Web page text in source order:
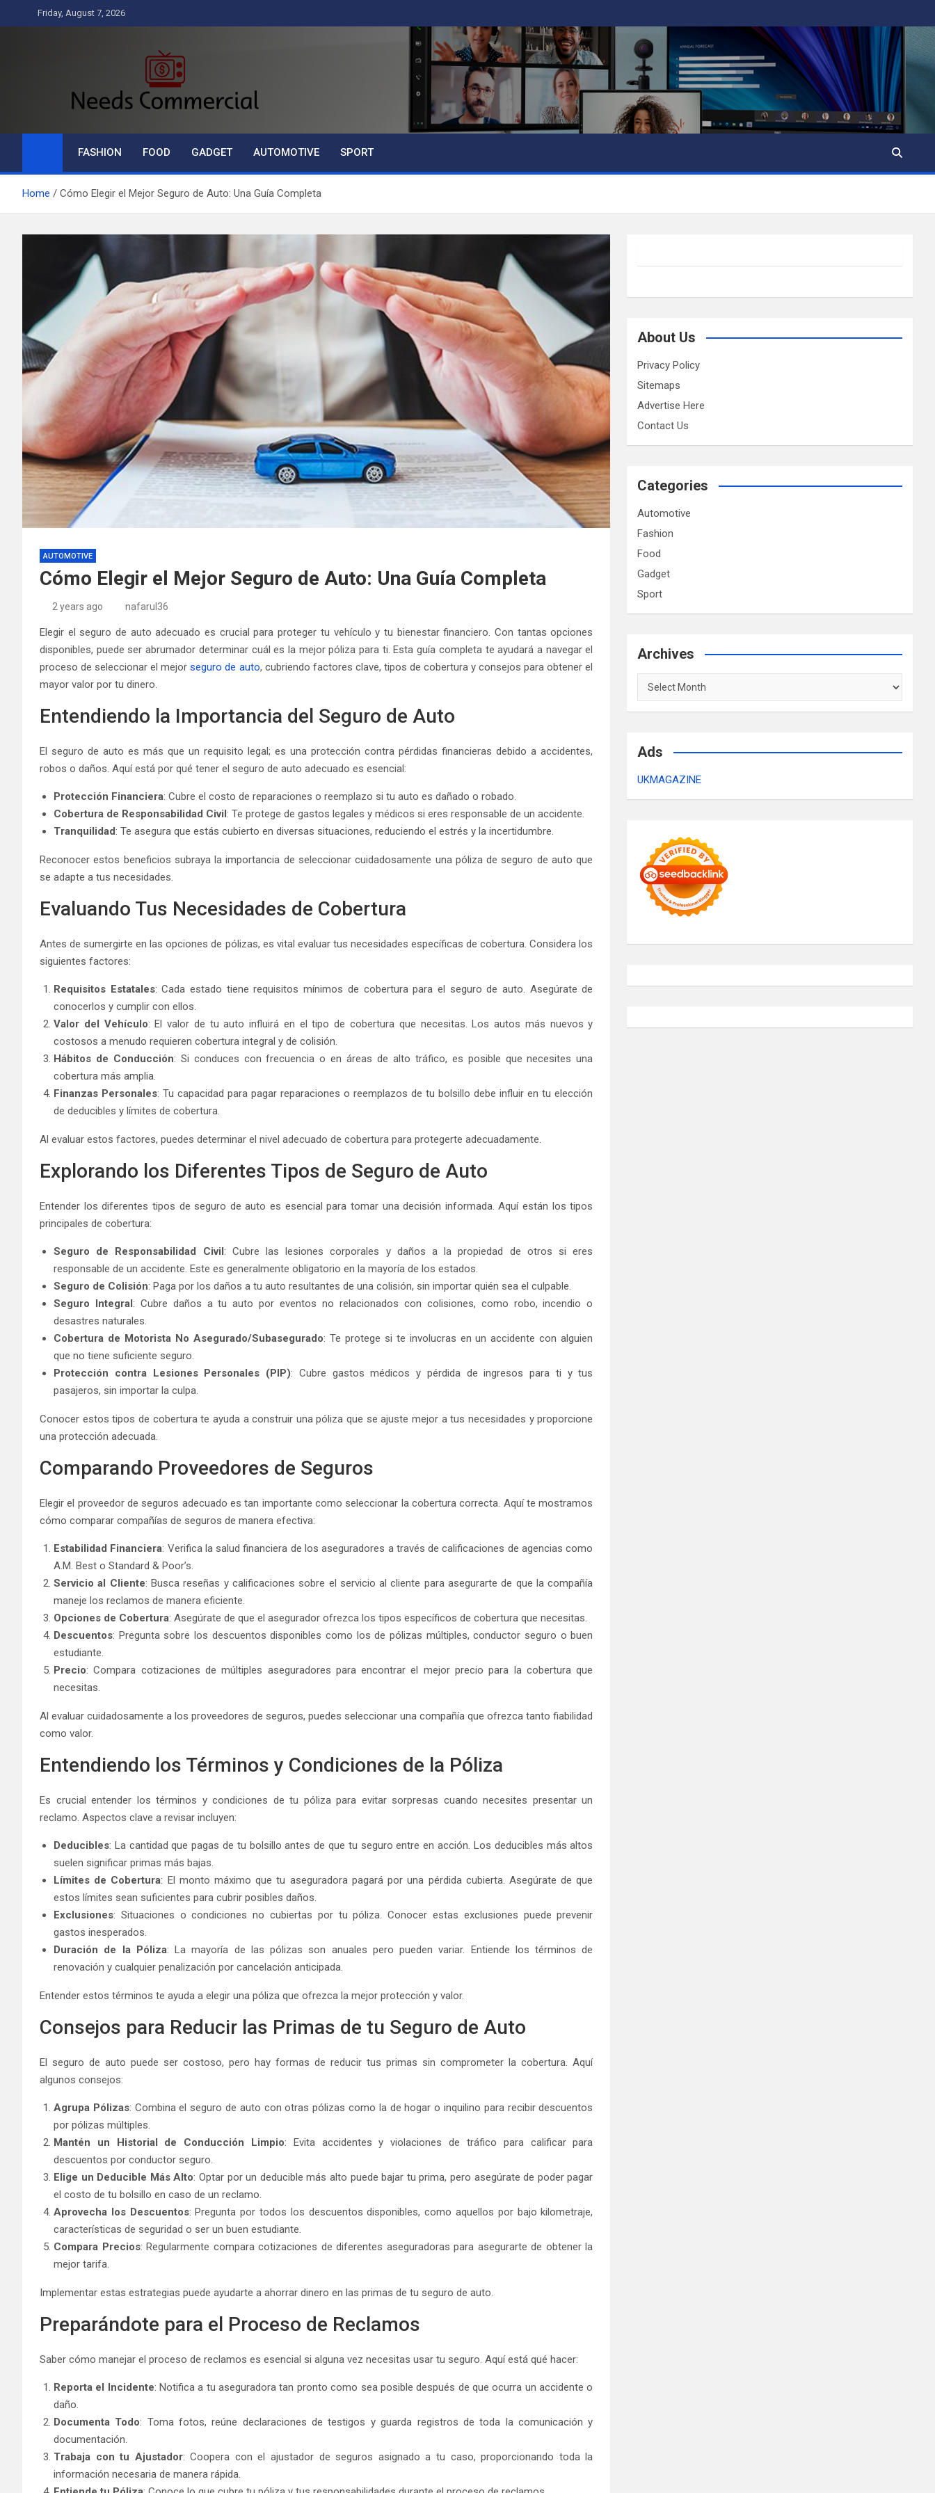
to
Friday, August 7, 2026
Needs Commercial
FASHION FOOD GADGET AUTOMOTIVE SPORT
Home Cómo Elegir el Mejor Seguro de Auto: Una Guía Completa
AUTOMOTIVE
Cómo Elegir el Mejor Seguro de Auto: Una Guía Completa
2 years ago nafarul36
Elegir el seguro de auto adecuado es crucial para proteger tu vehículo y tu bienestar financiero. Con tantas opciones
disponibles, puede ser abrumador determinar cuál es la mejor póliza para ti. Esta guía completa te ayudará a navegar el
proceso de seleccionar el mejorseguro de auto, cubriendo factores clave, tipos de cobertura y consejos para obtener el
mayor valor por tu dinero.
Entendiendo la Importancia del Seguro de Auto
El seguro de auto es más que un requisito legal; es una protección contra pérdidas financieras debido a accidentes,
robos o daños. Aquí está por qué tener el seguro de auto adecuado es esencial:
Protección Financiera: Cubre el costo de reparaciones o reemplazo si tu auto es dañado o robado.
Cobertura de Responsabilidad Civil: Te protege de gastos legales y médicos si eres responsable de un accidente.
Tranquilidad: Te asegura que estás cubierto en diversas situaciones, reduciendo el estrés y la incertidumbre.
Reconocer estos beneficios subraya la importancia de seleccionar cuidadosamente una póliza de seguro de auto que
se adapte a tus necesidades.
Evaluando Tus Necesidades de Cobertura
Antes de sumergirte en las opciones de pólizas, es vital evaluar tus necesidades específicas de cobertura. Considera los
siguientes factores:
Requisitos Estatales: Cada estado tiene requisitos mínimos de cobertura para el seguro de auto. Asegúrate de
conocerlos y cumplir con ellos.
Valor del Vehículo: El valor de tu auto influirá en el tipo de cobertura que necesitas. Los autos más nuevos y
costosos a menudo requieren cobertura integral y de colisión.
Hábitos de Conducción: Si conduces con frecuencia o en áreas de alto tráfico, es posible que necesites una
cobertura más amplia.
Finanzas Personales: Tu capacidad para pagar reparaciones o reemplazos de tu bolsillo debe influir en tu elección
de deducibles y límites de cobertura.
Al evaluar estos factores, puedes determinar el nivel adecuado de cobertura para protegerte adecuadamente.
Explorando los Diferentes Tipos de Seguro de Auto
Entender los diferentes tipos de seguro de auto es esencial para tomar una decisión informada. Aquí están los tipos
principales de cobertura:
Seguro de Responsabilidad Civil: Cubre las lesiones corporales y daños a la propiedad de otros si eres
responsable de un accidente. Este es generalmente obligatorio en la mayoría de los estados.
Seguro de Colisión: Paga por los daños a tu auto resultantes de una colisión, sin importar quién sea el culpable.
Seguro Integral: Cubre daños a tu auto por eventos no relacionados con colisiones, como robo, incendio o
desastres naturales.
Cobertura de Motorista No Asegurado/Subasegurado: Te protege si te involucras en un accidente con alguien
que no tiene suficiente seguro.
Protección contra Lesiones Personales (PIP): Cubre gastos médicos y pérdida de ingresos para ti y tus
pasajeros, sin importar la culpa.
Conocer estos tipos de cobertura te ayuda a construir una póliza que se ajuste mejor a tus necesidades y proporcione
una protección adecuada.
Comparando Proveedores de Seguros
Elegir el proveedor de seguros adecuado es tan importante como seleccionar la cobertura correcta. Aquí te mostramos
cómo comparar compañías de seguros de manera efectiva:
Estabilidad Financiera: Verifica la salud financiera de los aseguradores a través de calificaciones de agencias como
A.M. Best o Standard & Poor’s.
Servicio al Cliente: Busca reseñas y calificaciones sobre el servicio al cliente para asegurarte de que la compañía
maneje los reclamos de manera eficiente.
Opciones de Cobertura: Asegúrate de que el asegurador ofrezca los tipos específicos de cobertura que necesitas.
Descuentos: Pregunta sobre los descuentos disponibles como los de pólizas múltiples, conductor seguro o buen
estudiante.
Precio: Compara cotizaciones de múltiples aseguradores para encontrar el mejor precio para la cobertura que
necesitas.
Al evaluar cuidadosamente a los proveedores de seguros, puedes seleccionar una compañía que ofrezca tanto fiabilidad
como valor.
Entendiendo los Términos y Condiciones de la Póliza
Es crucial entender los términos y condiciones de tu póliza para evitar sorpresas cuando necesites presentar un
reclamo. Aspectos clave a revisar incluyen:
Deducibles: La cantidad que pagas de tu bolsillo antes de que tu seguro entre en acción. Los deducibles más altos
suelen significar primas más bajas.
Límites de Cobertura: El monto máximo que tu aseguradora pagará por una pérdida cubierta. Asegúrate de que
estos límites sean suficientes para cubrir posibles daños.
Exclusiones: Situaciones o condiciones no cubiertas por tu póliza. Conocer estas exclusiones puede prevenir
gastos inesperados.
Duración de la Póliza: La mayoría de las pólizas son anuales pero pueden variar. Entiende los términos de
renovación y cualquier penalización por cancelación anticipada.
Entender estos términos te ayuda a elegir una póliza que ofrezca la mejor protección y valor.
Consejos para Reducir las Primas de tu Seguro de Auto
El seguro de auto puede ser costoso, pero hay formas de reducir tus primas sin comprometer la cobertura. Aquí
algunos consejos:
Agrupa Pólizas: Combina el seguro de auto con otras pólizas como la de hogar o inquilino para recibir descuentos
por pólizas múltiples.
Mantén un Historial de Conducción Limpio: Evita accidentes y violaciones de tráfico para calificar para
descuentos por conductor seguro.
Elige un Deducible Más Alto: Optar por un deducible más alto puede bajar tu prima, pero asegúrate de poder pagar
el costo de tu bolsillo en caso de un reclamo.
Aprovecha los Descuentos: Pregunta por todos los descuentos disponibles, como aquellos por bajo kilometraje,
características de seguridad o ser un buen estudiante.
Compara Precios: Regularmente compara cotizaciones de diferentes aseguradoras para asegurarte de obtener la
mejor tarifa.
Implementar estas estrategias puede ayudarte a ahorrar dinero en las primas de tu seguro de auto.
Preparándote para el Proceso de Reclamos
Saber cómo manejar el proceso de reclamos es esencial si alguna vez necesitas usar tu seguro. Aquí está qué hacer:
Reporta el Incidente: Notifica a tu aseguradora tan pronto como sea posible después de que ocurra un accidente o
daño.
Documenta Todo: Toma fotos, reúne declaraciones de testigos y guarda registros de toda la comunicación y
documentación.
Trabaja con tu Ajustador: Coopera con el ajustador de seguros asignado a tu caso, proporcionando toda la
información necesaria de manera rápida.
About Us
Privacy Policy
Sitemaps
Advertise Here
Contact Us
Categories
Automotive
Fashion
Food
Gadget
Sport
Archives
Archives
Ads
UKMAGAZINE